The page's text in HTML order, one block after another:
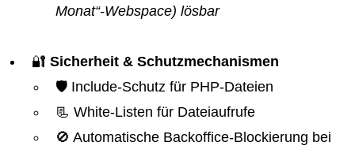
Monat“-Webspace) lösbar
🔐 Sicherheit & Schutzmechanismen
🛡️ Include-Schutz für PHP-Dateien
📃 White-Listen für Dateiaufrufe
🚫 Automatische Backoffice-Blockierung bei